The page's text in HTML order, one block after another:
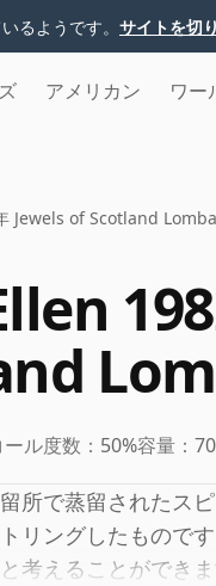
るようです。 サイトを切
アメリカン ワー
Jewels of Scotland
ル度数： 50%容量：
所で蒸留されたス
リングしたもので
考えることができ